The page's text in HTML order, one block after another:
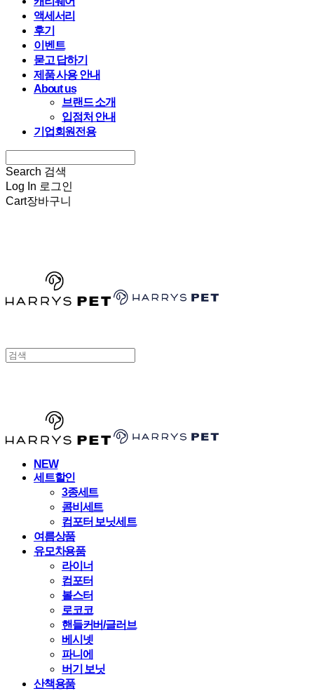
액세서리
후기
이벤트
묻고 답하기
제품 사용 안내
About us
브랜드 소개
입점처 안내
기업회원전용
Search 검색
Log In 로그인
Cart장바구니
NEW
세트할인
3종세트
콤비세트
컴포터 보닛세트
여름상품
유모차용품
라이너
컴포터
볼스터
로코코
핸들커버/글러브
베시넷
파니에
버기 보닛
산책용품